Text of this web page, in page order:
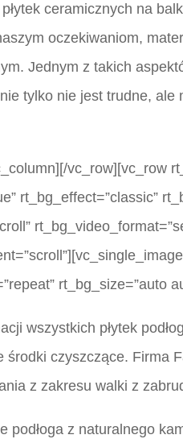
ceramicznych na
oczekiwaniom,
Jednym z takich
tylko nie jest trudne,
vc_row][vc_row
rt_bg_effect=”classic”
rt_bg_size=”auto
wszystkich płytek
środki czyszczące. Firma
z zakresu walki z
podłoga z naturalnego